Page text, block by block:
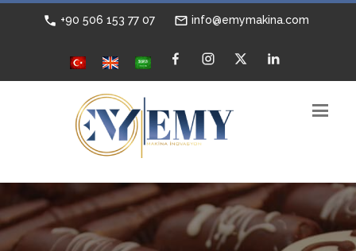
+90 506 153 77 07 info@emymakina.com